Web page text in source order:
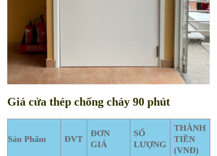
Giá cửa thép chống cháy 90 phút
Sản Phẩm ĐVT
ĐƠN
GIÁ
SỐ
LƯỢNG
THÀNH
TIỀN
(VNĐ)